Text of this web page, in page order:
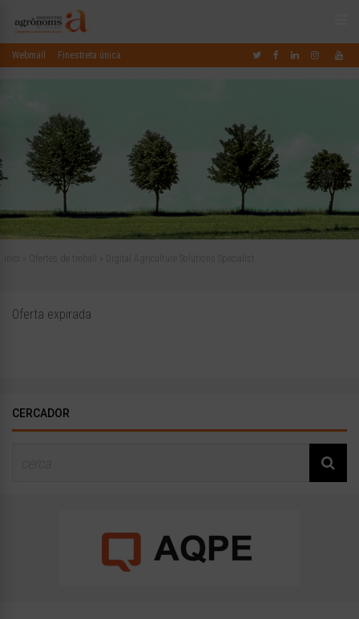
Webmail Finestreta única
Oferta expirada
CERCADOR